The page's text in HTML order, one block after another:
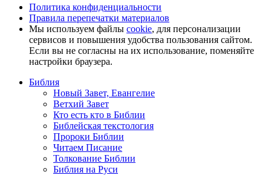
Политика конфиденциальности
Правила перепечатки материалов
Мы используем файлы cookie, для персонализации
сервисов и повышения удобства пользования сайтом.
Если вы не согласны на их использование, поменяйте
настройки браузера.
Библия
Новый Завет, Евангелие
Ветхий Завет
Кто есть кто в Библии
Библейская текстология
Пророки Библии
Читаем Писание
Толкование Библии
Библия на Руси